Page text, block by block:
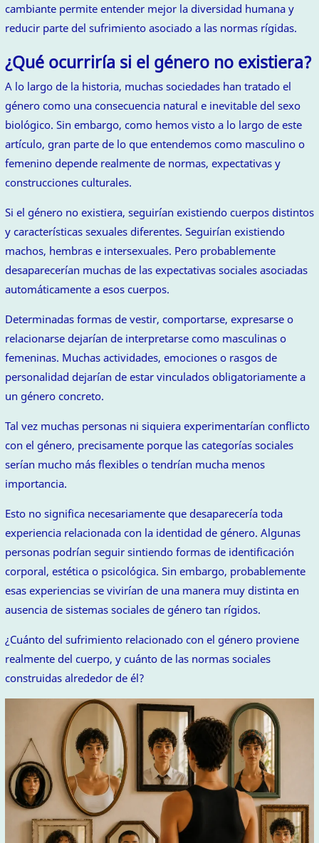
cambiante permite entender mejor la diversidad humana y
reducir parte del sufrimiento asociado a las normas rígidas.
¿Qué ocurriría si el género no existiera?
A lo largo de la historia, muchas sociedades han tratado el
género como una consecuencia natural e inevitable del sexo
biológico. Sin embargo, como hemos visto a lo largo de este
artículo, gran parte de lo que entendemos como masculino o
femenino depende realmente de normas, expectativas y
construcciones culturales.
Si el género no existiera, seguirían existiendo cuerpos distintos
y características sexuales diferentes. Seguirían existiendo
machos, hembras e intersexuales. Pero probablemente
desaparecerían muchas de las expectativas sociales asociadas
automáticamente a esos cuerpos.
Determinadas formas de vestir, comportarse, expresarse o
relacionarse dejarían de interpretarse como masculinas o
femeninas. Muchas actividades, emociones o rasgos de
personalidad dejarían de estar vinculados obligatoriamente a
un género concreto.
Tal vez muchas personas ni siquiera experimentarían conflicto
con el género, precisamente porque las categorías sociales
serían mucho más flexibles o tendrían mucha menos
importancia.
Esto no significa necesariamente que desaparecería toda
experiencia relacionada con la identidad de género. Algunas
personas podrían seguir sintiendo formas de identificación
corporal, estética o psicológica. Sin embargo, probablemente
esas experiencias se vivirían de una manera muy distinta en
ausencia de sistemas sociales de género tan rígidos.
¿Cuánto del sufrimiento relacionado con el género proviene
realmente del cuerpo, y cuánto de las normas sociales
construidas alrededor de él?